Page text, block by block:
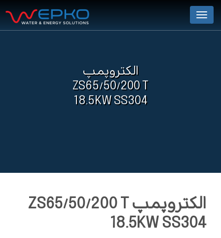
Menu
الکتروپمپ
ZS65/50/200 T
18.5KW SS304
الکتروپمپ ZS65/50/200 T
18.5KW SS304